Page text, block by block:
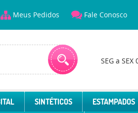
Meus Pedidos Fale Conosco
SEG a
SINTÉTICOS ESTAMPADOS